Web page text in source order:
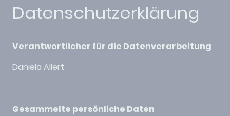
Datenschutzerklärung
Verantwortlicher für die Datenverarbeitung
Daniela Allert
Gesammelte persönliche Daten